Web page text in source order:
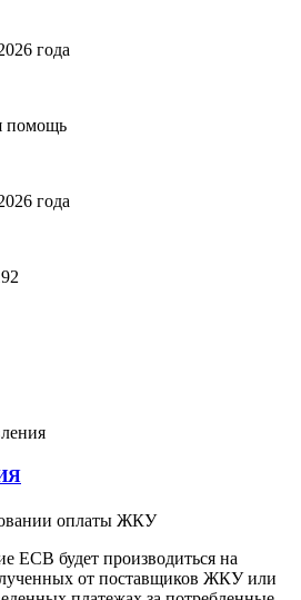
года
помощь
года
оплаты ЖКУ
ЕСВ будет производиться на
от поставщиков ЖКУ или